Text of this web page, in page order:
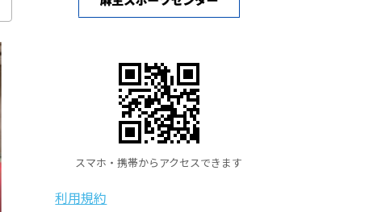
スマホ・携帯からアクセスできます
利用規約